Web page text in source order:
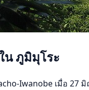
ภูมิมุโระ
Iwanobe เมื่อ